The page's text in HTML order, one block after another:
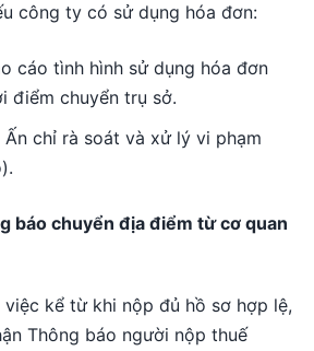
công ty có sử dụng hóa đơn:
cáo tình hình sử dụng hóa đơn
điểm chuyển trụ sở.
Ấn chỉ rà soát và xử lý vi phạm
báo chuyển địa điểm từ cơ quan
việc kể từ khi nộp đủ hồ sơ hợp lệ,
Thông báo người nộp thuế